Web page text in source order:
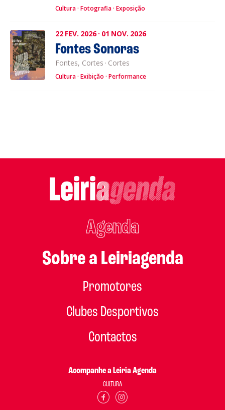
Cultura Fotografia Exposição
22 FEV. 2026 · 01 NOV. 2026
Fontes Sonoras
Fontes, Cortes · Cortes
Cultura Exibição Performance
Agenda
Sobre a Leiriagenda
Promotores
Clubes Desportivos
Contactos
Acompanhe a Leiria Agenda
CULTURA